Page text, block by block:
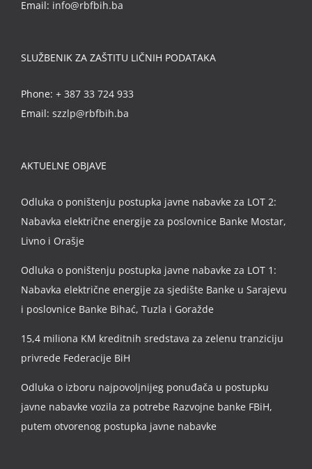
Email: info@rbfbih.ba
SLUŽBENIK ZA ZAŠTITU LIČNIH PODATAKA
Phone: + 387 33 724 933
Email: szzlp@rbfbih.ba
AKTUELNE OBJAVE
Odluka o poništenju postupka javne nabavke za LOT 2:
Nabavka električne energije za poslovnice Banke Mostar,
Livno i Orašje
Odluka o poništenju postupka javne nabavke za LOT 1:
Nabavka električne energije za sjedište Banke u Sarajevu
i poslovnice Banke Bihać, Tuzla i Goražde
15,4 miliona KM kreditnih sredstava za zelenu tranziciju
privrede Federacije BiH
Odluka o izboru najpovoljnijeg ponuđača u postupku
javne nabavke vozila za potrebe Razvojne banke FBiH,
putem otvorenog postupka javne nabavke